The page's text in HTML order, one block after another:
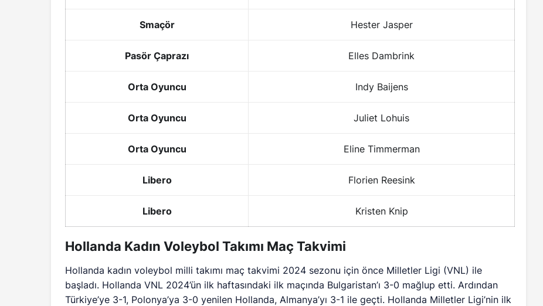
Smaçör Hester Jasper
Pasör Çaprazı Elles Dambrink
Orta Oyuncu Indy Baijens
Orta Oyuncu Juliet Lohuis
Orta Oyuncu Eline Timmerman
Libero Florien Reesink
Libero Kristen Knip
Hollanda Kadın Voleybol Takımı Maç Takvimi
Hollanda kadın voleybol milli takımı maç takvimi 2024 sezonu için önce Milletler Ligi (VNL) ile
başladı. Hollanda VNL 2024’ün ilk haftasındaki ilk maçında Bulgaristan’ı 3-0 mağlup etti. Ardından
Türkiye’ye 3-1, Polonya’ya 3-0 yenilen Hollanda, Almanya’yı 3-1 ile geçti. Hollanda Milletler Ligi’nin ilk